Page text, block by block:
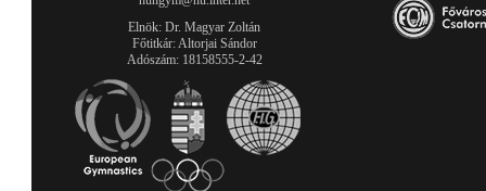
Elnök: Dr. Magyar Zoltán
Főtitkár: Altorjai Sándor
Adószám: 18158555-2-42